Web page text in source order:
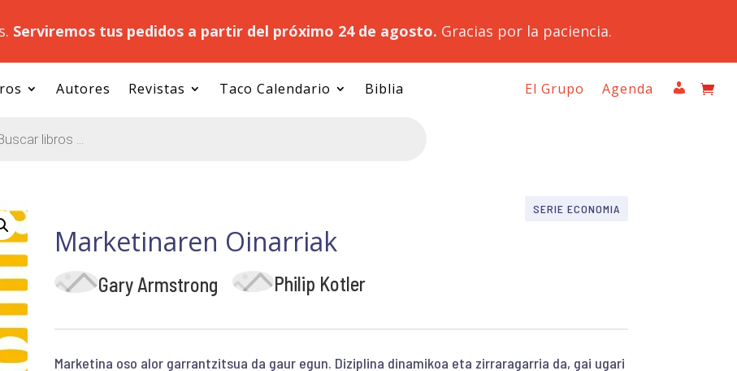
Serviremos tus pedidos a partir del próximo 24 de agosto. Gracias por la paciencia.
Autores Revistas Taco Calendario Biblia El Grupo Agenda
SERIE ECONOMIA
Marketinaren Oinarriak
Gary Armstrong Philip Kotler
Marketina oso alor garrantzitsua da gaur egun. Diziplina dinamikoa eta zirraragarria da, gai ugari